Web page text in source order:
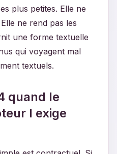
plus petites. Elle ne
ne rend pas les
une forme textuelle
qui voyagent mal
textuels.
quand le
l exige